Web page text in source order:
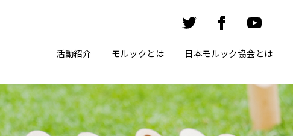
活動紹介 モルックとは 日本モルック協会とは